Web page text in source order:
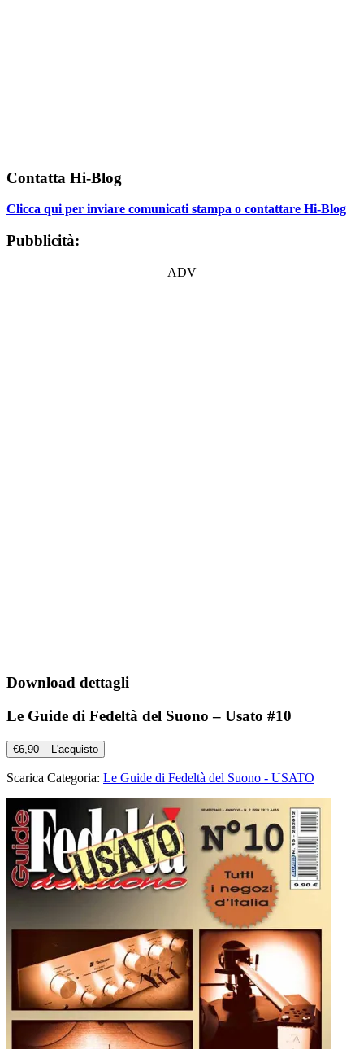
Contatta Hi-Blog
Clicca qui per inviare comunicati stampa o contattare Hi-Blog
Pubblicità:
ADV
Download dettagli
Le Guide di Fedeltà del Suono – Usato #10
€6,90 – L'acquisto
Scarica Categoria: Le Guide di Fedeltà del Suono - USATO